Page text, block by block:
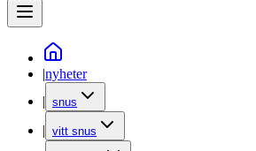
|nyheter
| snus
| vitt snus